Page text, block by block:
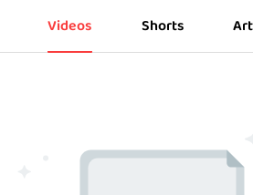
Videos Shorts